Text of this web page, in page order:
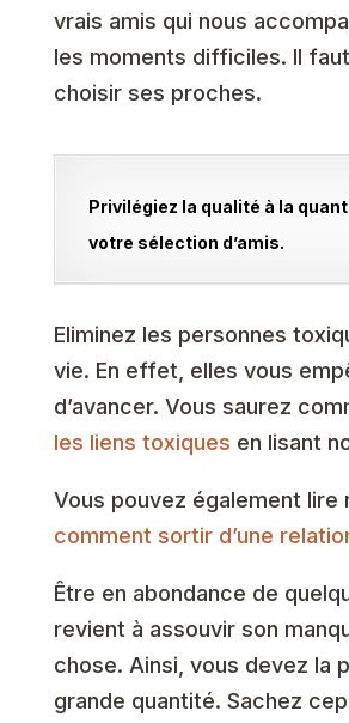
vrais amis qui nous
les moments difficiles. Il
choisir ses proches.
Privilégiez la qualité à la
votre sélection d’amis.
Eliminez les personnes
vie. En effet, elles vous
d’avancer. Vous saurez
les liens toxiques en lisant
Vous pouvez également lire
comment sortir d’une
Être en abondance de
revient à assouvir son
chose. Ainsi, vous devez la
grande quantité. Sachez